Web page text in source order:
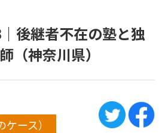
後継者不在の塾と独
（神奈川県）
ース）